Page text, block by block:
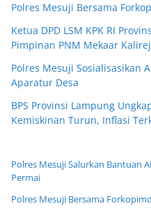
Polres Mesuji Bersama
Ketua DPD LSM KPK RI
Pimpinan PNM Mekaar
Polres Mesuji Sosialisasikan
Aparatur Desa
BPS Provinsi Lampung
Kemiskinan Turun, Inflasi
Polres Mesuji Salurkan Bantuan
Permai
Polres Mesuji Bersama